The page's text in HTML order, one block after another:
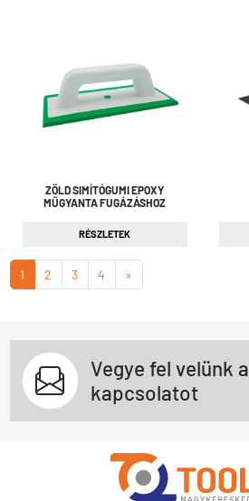
ZÖLD SIMÍTÓGUMI EPOXY
MŰGYANTA FUGÁZÁSHOZ
RÉSZLETEK
1 2 3 4 »
Vegye fel velünk a
kapcsolatot